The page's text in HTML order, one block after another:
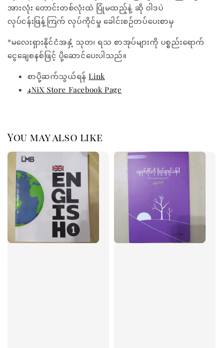
အားလုံး တောင်းတစ်လုံးထဲ ပြုံမထည့်နဲ့ ဆို ဝါဒပဲ
လုပ်ငန်းဖြန့်ကြက် လုပ်ကိုင်မှု ခေါင်းစဉ်တပ်ပေးစာမှ
*မလေးရှားနိုင်ငံအနှံ့ သုတ၊ ရသ စာအုပ်များကို ပစ္စည်းရောက်
ငွေချေစနစ်ဖြင့် ပို့ဆောင်ပေးပါသည်။
စာပို့ဆက်သွယ်ရန်Link
4NiX Store Facebook Page
You may also like